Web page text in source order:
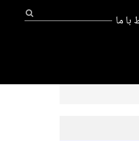
با ما